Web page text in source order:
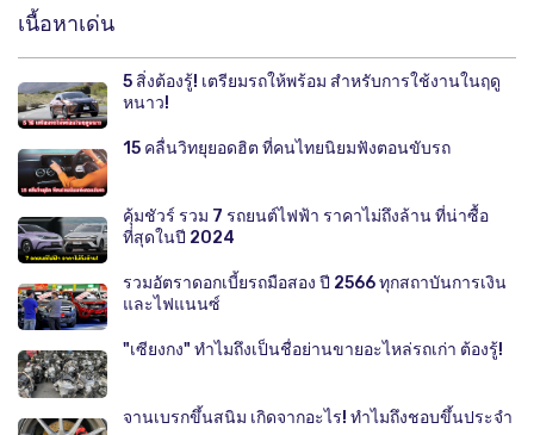
เนื้อหาเด่น
5 สิ่งต้องรู้! เตรียมรถให้พร้อม สำหรับการใช้งานในฤดู
หนาว!
15 คลื่นวิทยุยอดฮิต ที่คนไทยนิยมฟังตอนขับรถ
คุ้มชัวร์ รวม 7 รถยนต์ไฟฟ้า ราคาไม่ถึงล้าน ที่น่าซื้อ
ที่สุดในปี 2024
รวมอัตราดอกเบี้ยรถมือสอง ปี 2566 ทุกสถาบันการเงิน
และไฟแนนซ์
"เซียงกง" ทำไมถึงเป็นชื่อย่านขายอะไหล่รถเก่า ต้องรู้!
จานเบรกขึ้นสนิม เกิดจากอะไร! ทำไมถึงชอบขึ้นประจำ